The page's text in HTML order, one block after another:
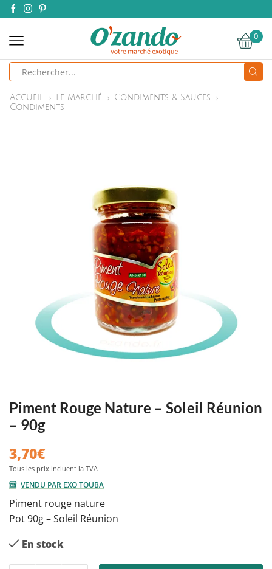
0
Accueil Le Marché
Condiments & Sauces
Condiments
Piment Rouge Nature – Soleil Réunion
– 90g
3,70€
VENDU PAR EXO TOUBA
Piment rouge nature
Pot 90g – Soleil Réunion
En stock